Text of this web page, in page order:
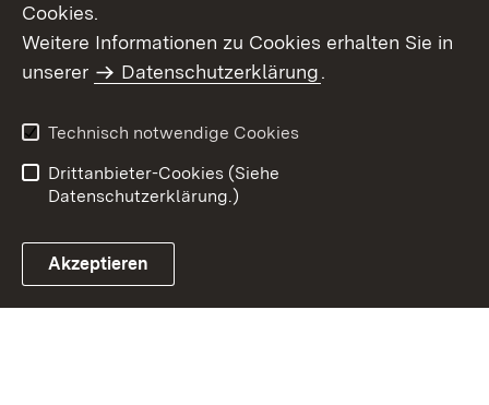
Cookies.
Weitere Informationen zu Cookies erhalten Sie in
unserer
Datenschutzerklärung.
Technisch notwendige Cookies
Drittanbieter-Cookies (Siehe
Datenschutzerklärung.)
Akzeptieren